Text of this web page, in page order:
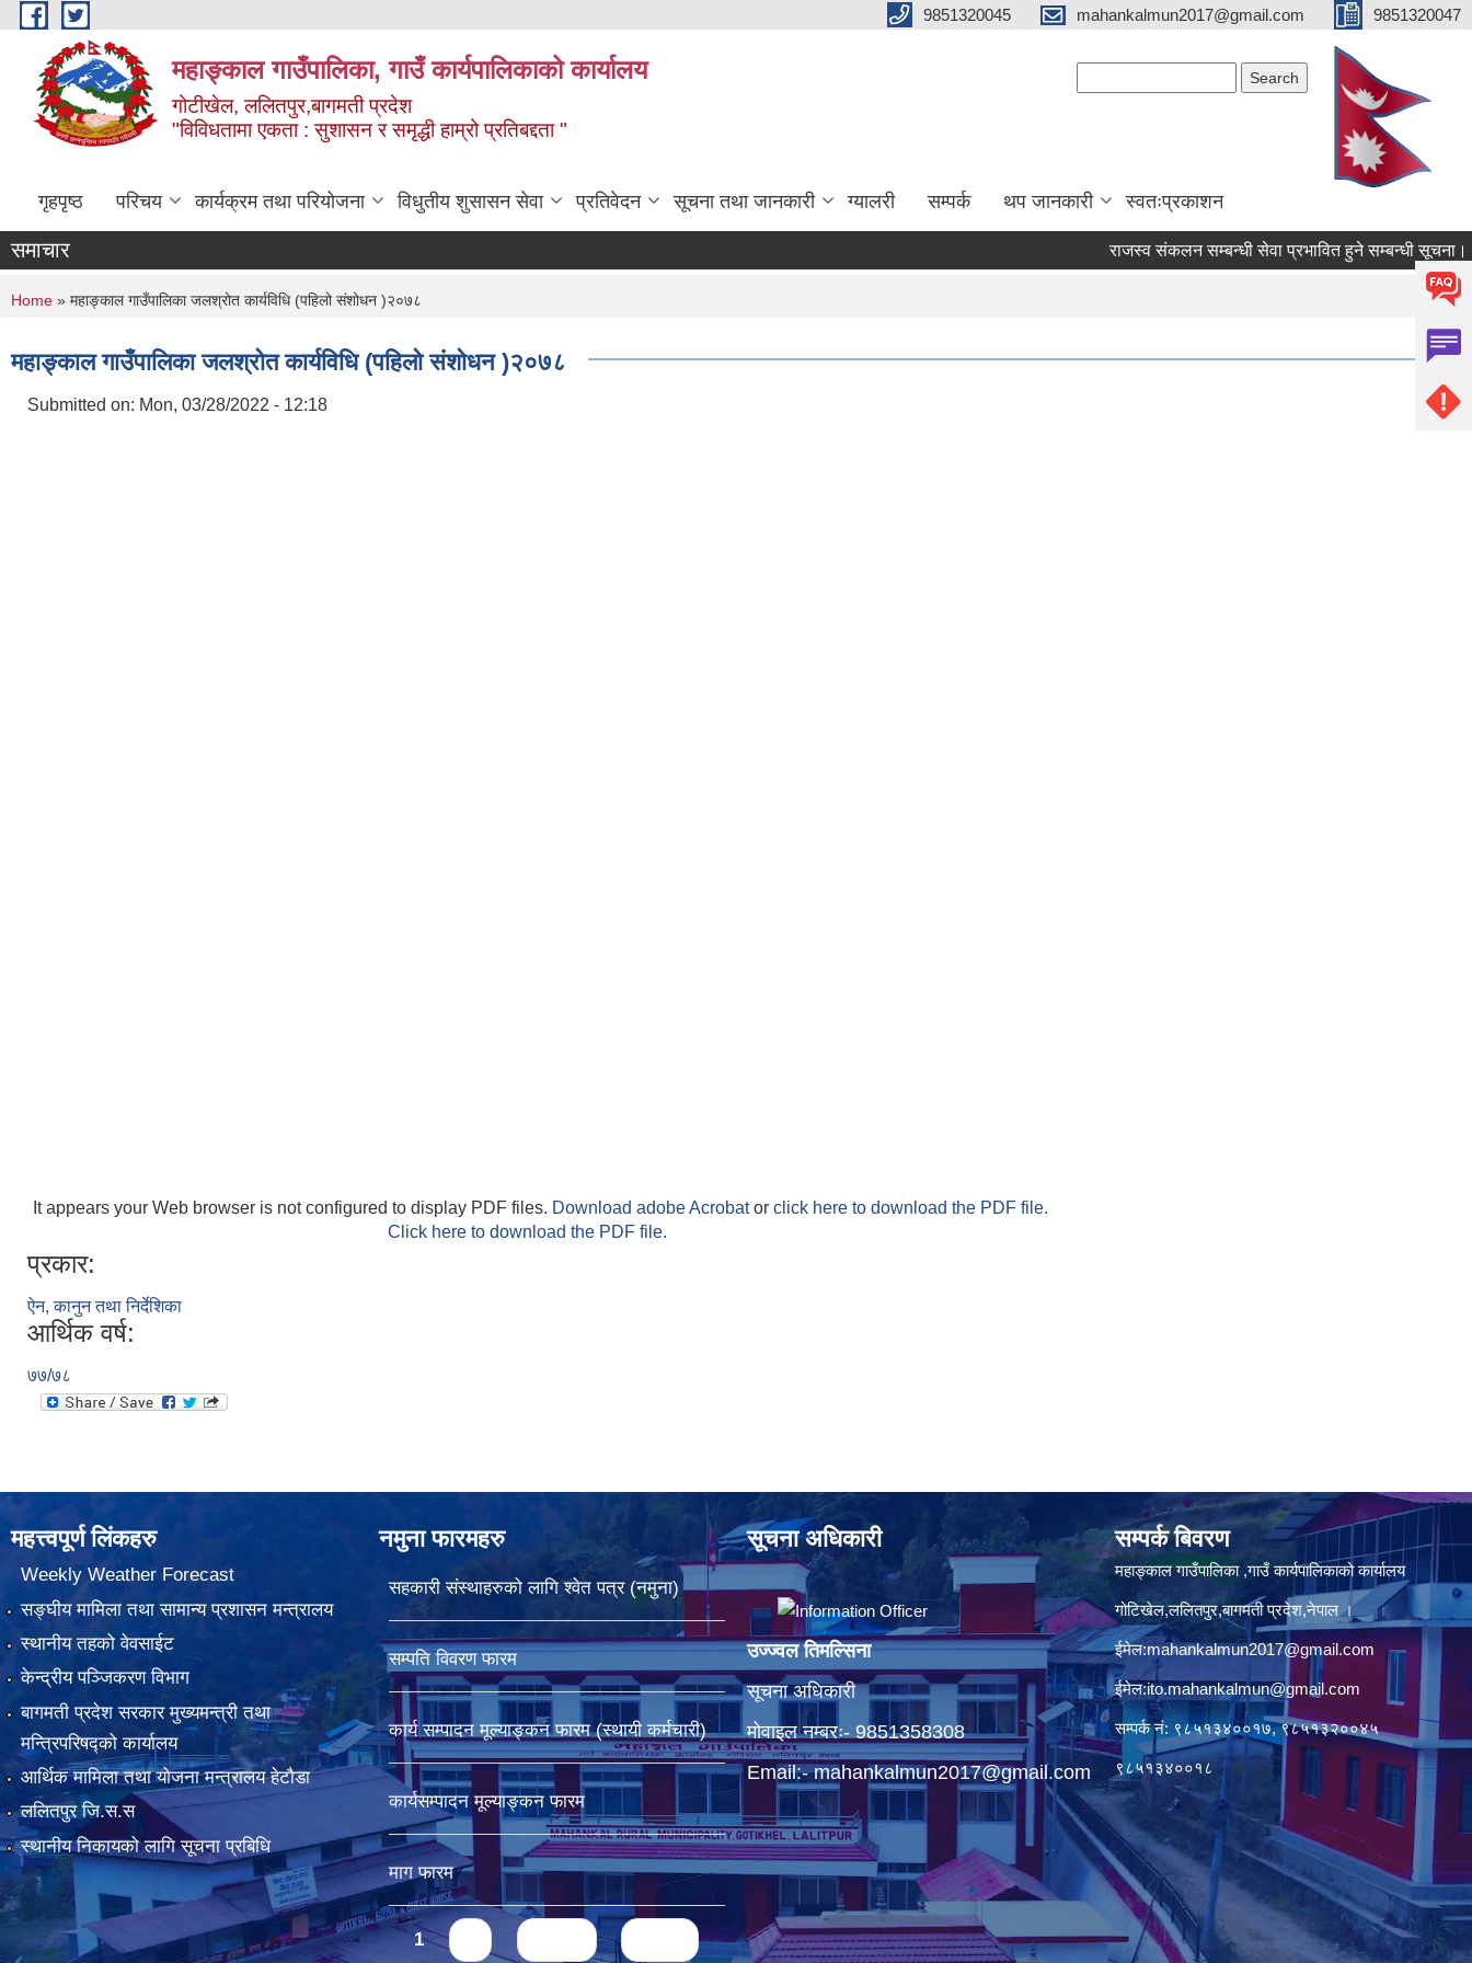
Skip to main content 9851320045 mahankalmun2017@gmail.com 9851320047
महाङ्काल गाउँपालिका, गाउँ कार्यपालिकाको कार्यालय
गोटीखेल, ललितपुर,बागमती प्रदेश
"विविधतामा एकता : सुशासन र समृद्धी हाम्रो प्रतिबद्दता "
गृहपृष्ठ परिचय कार्यक्रम तथा परियोजना विधुतीय शुसासन सेवा प्रतिवेदन सूचना तथा जानकारी ग्यालरी सम्पर्क थप जानकारी स्वतःप्रकाशन
समाचार राजस्व संकलन सम्बन्धी सेवा प्रभावित हुने सम्बन्धी सूचना।
You are here
Home » महाङ्काल गाउँपालिका जलश्रोत कार्यविधि (पहिलो संशोधन )२०७८
महाङ्काल गाउँपालिका जलश्रोत कार्यविधि (पहिलो संशोधन )२०७८
Submitted on: Mon, 03/28/2022 - 12:18
It appears your Web browser is not configured to display PDF files. Download adobe Acrobator click here to download the PDF file.
Click here to download the PDF file.
प्रकार:
ऐन, कानुन तथा निर्देशिका
आर्थिक वर्ष:
७७/७८
महत्त्वपूर्ण लिंकहरु
Weekly Weather Forecast
सङ्घीय मामिला तथा सामान्य प्रशासन मन्त्रालय
स्थानीय तहको वेवसाईट
केन्द्रीय पञ्जिकरण विभाग
बागमती प्रदेश सरकार मुख्यमन्त्री तथा
मन्त्रिपरिषद्को कार्यालय
आर्थिक मामिला तथा योजना मन्त्रालय हेटौडा
ललितपुर जि.स.स
स्थानीय निकायको लागि सूचना प्रबिधि
नमुना फारमहरु
सहकारी संस्थाहरुको लागि श्वेत पत्र (नमुना)
सम्पति विवरण फारम
कार्य सम्पादन मूल्याङ्कन फारम (स्थायी कर्मचारी)
कार्यसम्पादन मूल्याङ्कन फारम
माग फारम
Pages
1
सूचना अधिकारी
उज्ज्वल तिमल्सिना
सूचना अधिकारी
मोवाइल नम्बरः- 9851358308
Email:-mahankalmun2017@gmail.com
सम्पर्क बिवरण
महाङ्काल गाउँपालिका ,गाउँ कार्यपालिकाको कार्यालय
गोटिखेल,ललितपुर,बागमती प्रदेश,नेपाल ।
ईमेल:mahankalmun2017@gmail.com
ईमेल:ito.mahankalmun@gmail.com
सम्पर्क नं: ९८५१३४००१७, ९८५१३२००४५
९८५१३४००१८